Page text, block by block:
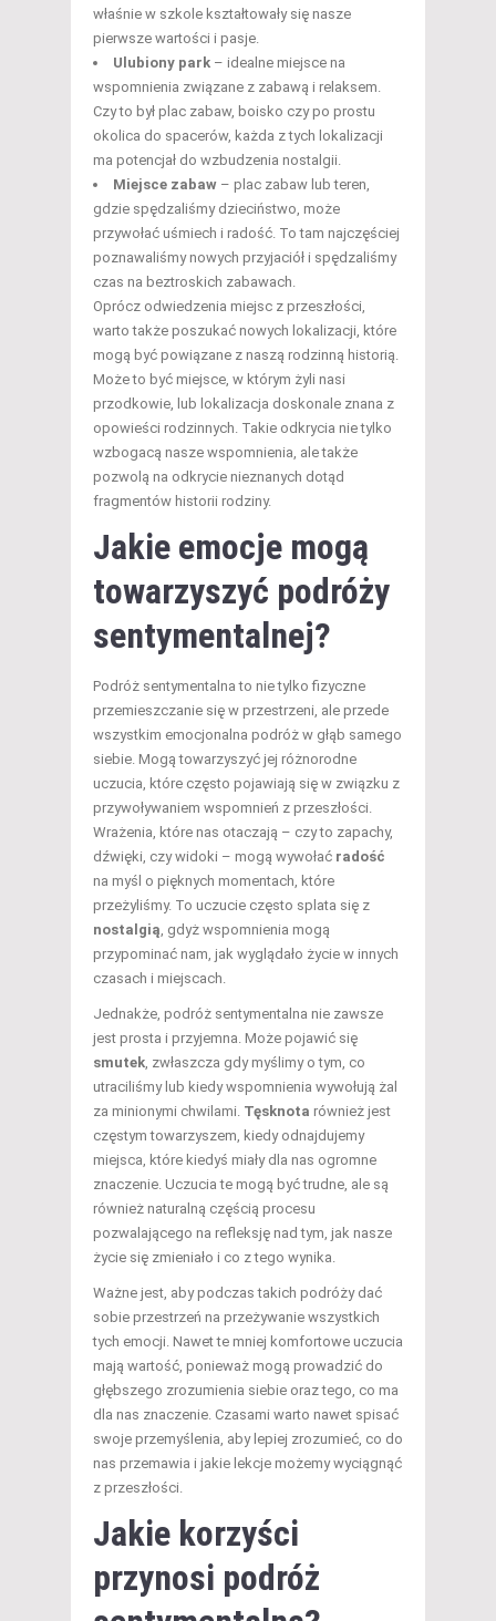
właśnie w szkole kształtowały się nasze
pierwsze wartości i pasje.
Ulubiony park – idealne miejsce na
wspomnienia związane z zabawą i relaksem.
Czy to był plac zabaw, boisko czy po prostu
okolica do spacerów, każda z tych lokalizacji
ma potencjał do wzbudzenia nostalgii.
Miejsce zabaw – plac zabaw lub teren,
gdzie spędzaliśmy dzieciństwo, może
przywołać uśmiech i radość. To tam najczęściej
poznawaliśmy nowych przyjaciół i spędzaliśmy
czas na beztroskich zabawach.
Oprócz odwiedzenia miejsc z przeszłości,
warto także poszukać nowych lokalizacji, które
mogą być powiązane z naszą rodzinną historią.
Może to być miejsce, w którym żyli nasi
przodkowie, lub lokalizacja doskonale znana z
opowieści rodzinnych. Takie odkrycia nie tylko
wzbogacą nasze wspomnienia, ale także
pozwolą na odkrycie nieznanych dotąd
fragmentów historii rodziny.
Jakie emocje mogą
towarzyszyć podróży
sentymentalnej?
Podróż sentymentalna to nie tylko fizyczne
przemieszczanie się w przestrzeni, ale przede
wszystkim emocjonalna podróż w głąb samego
siebie. Mogą towarzyszyć jej różnorodne
uczucia, które często pojawiają się w związku z
przywoływaniem wspomnień z przeszłości.
Wrażenia, które nas otaczają – czy to zapachy,
dźwięki, czy widoki – mogą wywołać radość
na myśl o pięknych momentach, które
przeżyliśmy. To uczucie często splata się z
nostalgią, gdyż wspomnienia mogą
przypominać nam, jak wyglądało życie w innych
czasach i miejscach.
Jednakże, podróż sentymentalna nie zawsze
jest prosta i przyjemna. Może pojawić się
smutek, zwłaszcza gdy myślimy o tym, co
utraciliśmy lub kiedy wspomnienia wywołują żal
za minionymi chwilami. Tęsknota również jest
częstym towarzyszem, kiedy odnajdujemy
miejsca, które kiedyś miały dla nas ogromne
znaczenie. Uczucia te mogą być trudne, ale są
również naturalną częścią procesu
pozwalającego na refleksję nad tym, jak nasze
życie się zmieniało i co z tego wynika.
Ważne jest, aby podczas takich podróży dać
sobie przestrzeń na przeżywanie wszystkich
tych emocji. Nawet te mniej komfortowe uczucia
mają wartość, ponieważ mogą prowadzić do
głębszego zrozumienia siebie oraz tego, co ma
dla nas znaczenie. Czasami warto nawet spisać
swoje przemyślenia, aby lepiej zrozumieć, co do
nas przemawia i jakie lekcje możemy wyciągnąć
z przeszłości.
Jakie korzyści
przynosi podróż